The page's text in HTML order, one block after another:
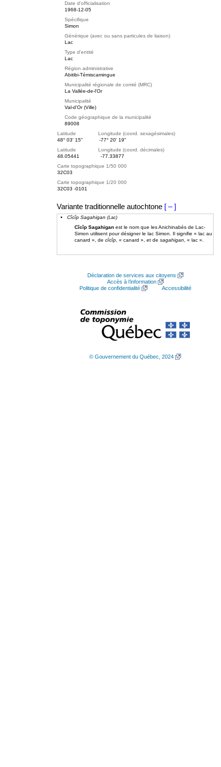
Date d'officialisation
1968-12-05
Spécifique
Simon
Générique (avec ou sans particules de liaison)
Lac
Type d'entité
Lac
Région administrative
Abitibi-Témiscamingue
Municipalité régionale de comté (MRC)
La Vallée-de-l'Or
Municipalité
Val-d'Or (Ville)
Code géographique de la municipalité
89008
Latitude Longitude (coord. sexagésimales)
48° 03' 15"
-77° 20' 19"
Latitude Longitude (coord. décimales)
48.05441
-77.33877
Carte topographique 1/50 000
32C03
Carte topographique 1/20 000
32C03 -0101
Variante traditionnelle autochtone [ – ]
Cîcîp Sagahigan (Lac)
Cîcîp Sagahigan est le nom que les Anichinabés de Lac-
Simon utilisent pour désigner le lac Simon. Il signifie « lac au
canard », de cîcîp , « canard », et de sagahigan , « lac ».
Déclaration de services aux citoyens
Accès à l’information
Politique de confidentialité
Accessibilité
© Gouvernement du Québec, 2024